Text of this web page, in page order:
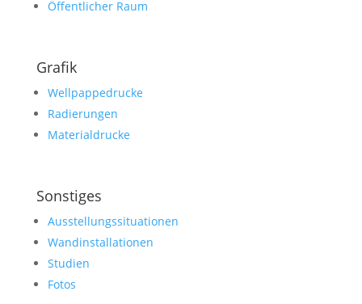
Öffentlicher Raum
Grafik
Wellpappedrucke
Radierungen
Materialdrucke
Sonstiges
Ausstellungssituationen
Wandinstallationen
Studien
Fotos